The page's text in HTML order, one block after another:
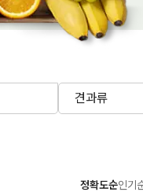
견과류
정확도순인기